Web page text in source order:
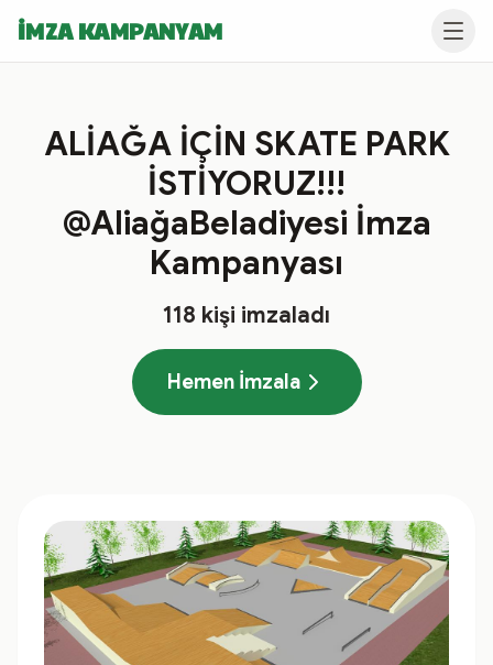
İMZA KAMPANYAM
ALİAĞA İÇİN SKATE PARK
İSTİYORUZ!!!
@AliağaBeladiyesi İmza
Kampanyası
118 kişi imzaladı
Hemen İmzala